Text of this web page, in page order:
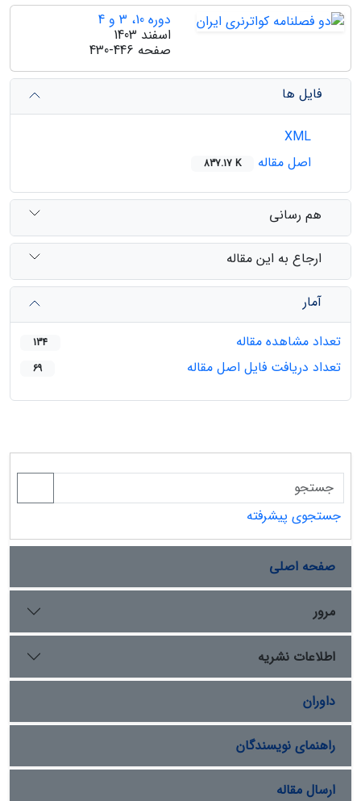
دوره 10، 3 و 4
اسفند 1403
صفحه 430-446
فایل ها
اصل مقاله
837.17 K
هم رسانی
ارجاع به این مقاله
آمار
تعداد مشاهده مقاله
134
تعداد دریافت فایل اصل مقاله 69
جستجوی پیشرفته
صفحه اصلی
مرور
اطلاعات نشریه
داوران
راهنمای نویسندگان
ارسال مقاله